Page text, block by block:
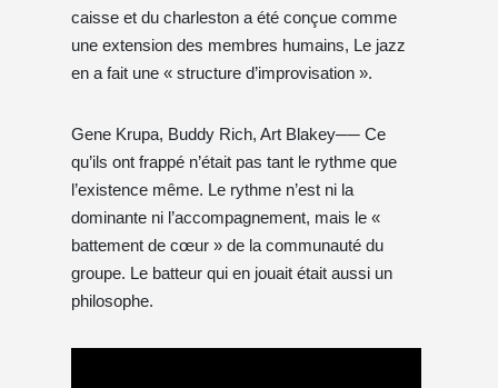
caisse et du charleston a été conçue comme
une extension des membres humains, Le jazz
en a fait une « structure d’improvisation ».
Gene Krupa, Buddy Rich, Art Blakey── Ce
qu’ils ont frappé n’était pas tant le rythme que
l’existence même. Le rythme n’est ni la
dominante ni l’accompagnement, mais le «
battement de cœur » de la communauté du
groupe. Le batteur qui en jouait était aussi un
philosophe.